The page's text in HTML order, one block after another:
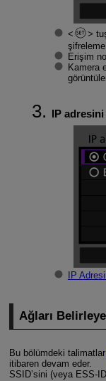
şifreleme
Erişim
Kamera
IP adresini
IP
Ağları
Bu bölümdeki talimatlar
itibaren devam eder.
SSID’sini (veya ESS-ID